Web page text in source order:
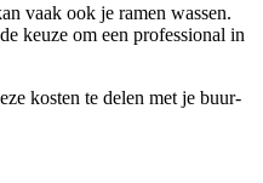
vaak ook je ramen wassen.
keuze om een professional in
kosten te delen met je buur-